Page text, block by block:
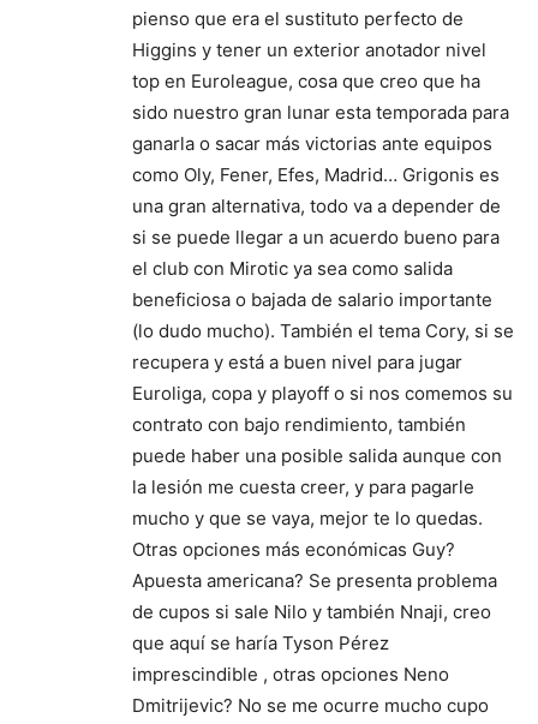
pienso que era el sustituto perfecto de
Higgins y tener un exterior anotador nivel
top en Euroleague, cosa que creo que ha
sido nuestro gran lunar esta temporada para
ganarla o sacar más victorias ante equipos
como Oly, Fener, Efes, Madrid… Grigonis es
una gran alternativa, todo va a depender de
si se puede llegar a un acuerdo bueno para
el club con Mirotic ya sea como salida
beneficiosa o bajada de salario importante
(lo dudo mucho). También el tema Cory, si se
recupera y está a buen nivel para jugar
Euroliga, copa y playoff o si nos comemos su
contrato con bajo rendimiento, también
puede haber una posible salida aunque con
la lesión me cuesta creer, y para pagarle
mucho y que se vaya, mejor te lo quedas.
Otras opciones más económicas Guy?
Apuesta americana? Se presenta problema
de cupos si sale Nilo y también Nnaji, creo
que aquí se haría Tyson Pérez
imprescindible , otras opciones Neno
Dmitrijevic? No se me ocurre mucho cupo